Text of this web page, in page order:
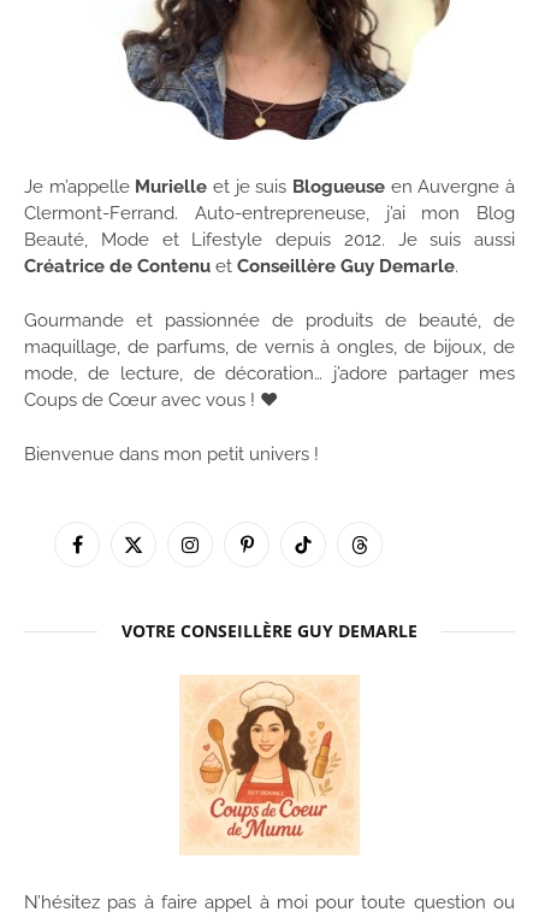
Je m’appelle Murielle et je suis Blogueuse en Auvergne à
Clermont-Ferrand. Auto-entrepreneuse, j’ai mon Blog
Beauté, Mode et Lifestyle depuis 2012. Je suis aussi
Créatrice de Contenu et Conseillère Guy Demarle.
Gourmande et passionnée de produits de beauté, de
maquillage, de parfums, de vernis à ongles, de bijoux, de
mode, de lecture, de décoration… j’adore partager mes
Coups de Cœur avec vous ! ♥
Bienvenue dans mon petit univers !
Facebook
X
InstagramPinterestTikTok Threads
VOTRE CONSEILLÈRE GUY DEMARLE
N’hésitez pas à faire appel à moi pour toute question ou